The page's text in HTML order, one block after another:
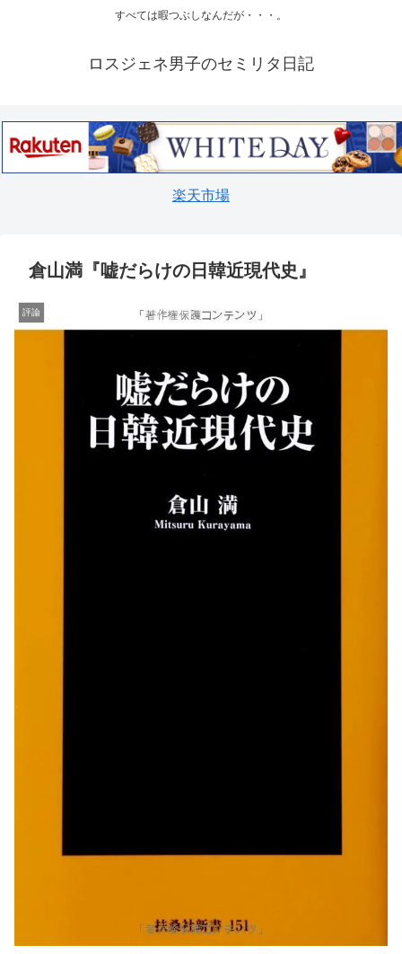
すべては暇つぶしなんだが・・・。
ロスジェネ男子のセミリタ日記
楽天市場
倉山満『嘘だらけの日韓近現代史』
評論